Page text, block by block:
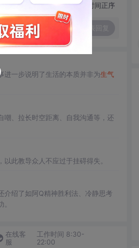
切换为时间正序
进一步说明了生活的本质并非为生气
嘲、拉长时空距离、自我沟通等，还
此教导众人不应过于挂碍得失。
介绍了如阿Q精神胜利法、冷静思考
在线客
服
工作时间 8:30-
22:00